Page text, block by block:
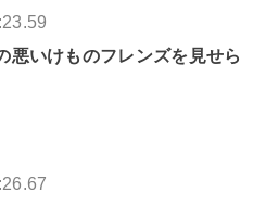
悪いけものフレンズを見せら